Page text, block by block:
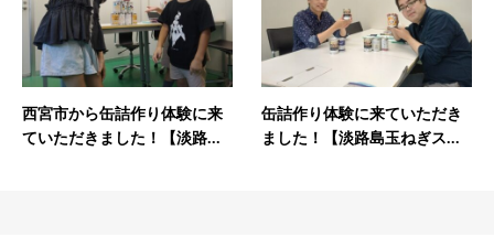
西宮市から缶詰作り体験に来
ていただきました！【淡路...
缶詰作り体験に来ていただき
ました！【淡路島玉ねぎス...